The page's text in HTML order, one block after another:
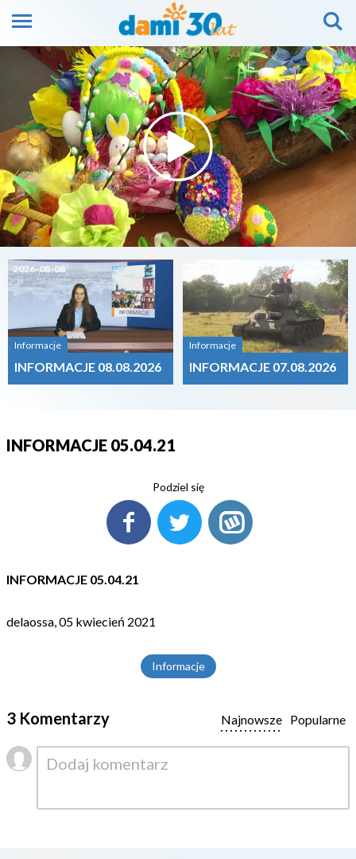
2026-08-08
Informacje
INFORMACJE 08.08.2026
Informacje
INFORMACJE 07.08.2026
INFORMACJE 05.04.21
Podziel się
INFORMACJE 05.04.21
delaossa, 05 kwiecień 2021
Informacje
3 Komentarzy Popularne
Najnowsze